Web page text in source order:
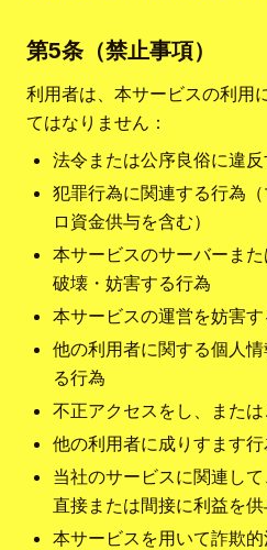
第5条（禁止事項）
利用者は、本サービスの利用
てはなりません：
法令または公序良俗に違
犯罪行為に関連する行為
ロ資金供与を含む）
本サービスのサーバーま
破壊・妨害する行為
本サービスの運営を妨害
他の利用者に関する個人
る行為
不正アクセスをし、また
他の利用者に成りすます行
当社のサービスに関連し
直接または間接に利益を
本サービスを用いて詐欺